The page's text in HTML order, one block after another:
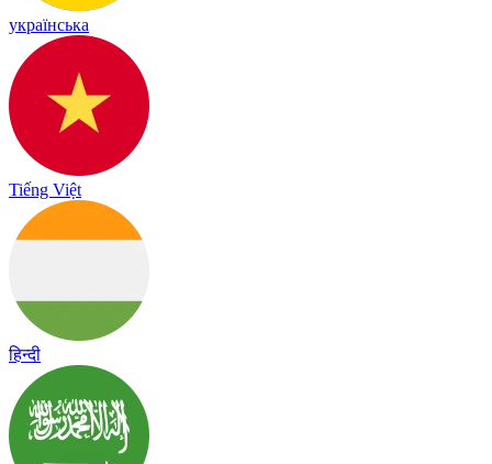
українська
Tiếng Việt
हिन्दी